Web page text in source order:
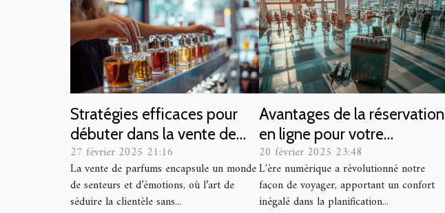
Stratégies efficaces pour
débuter dans la vente de
parfums sans expérience
préalable
27 février 2025 21:16
La vente de parfums encapsule un monde
de senteurs et d’émotions, où l’art de
séduire la clientèle sans...
Avantages de la réservation
en ligne pour votre
transport aéroportuaire
20 février 2025 23:48
L'ère numérique a révolutionné notre
façon de voyager, apportant un confort
inégalé dans la planification...